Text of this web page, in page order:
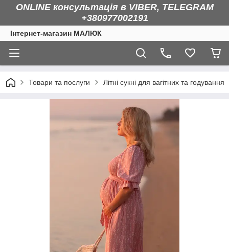
ONLINE консультація в VIBER, TELEGRAM
+380977002191
Інтернет-магазин МАЛЮК
Товари та послуги Літні сукні для вагітних та годування